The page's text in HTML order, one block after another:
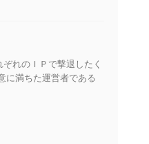
れのＩＰで撃退したく
に満ちた運営者である